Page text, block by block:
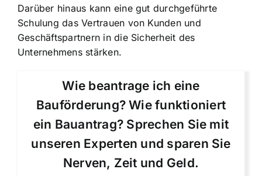
Darüber hinaus kann eine gut durchgeführte
Schulung das Vertrauen von Kunden und
Geschäftspartnern in die Sicherheit des
Unternehmens stärken.
Wie beantrage ich eine
Bauförderung? Wie funktioniert
ein Bauantrag? Sprechen Sie mit
unseren Experten und sparen Sie
Nerven, Zeit und Geld.